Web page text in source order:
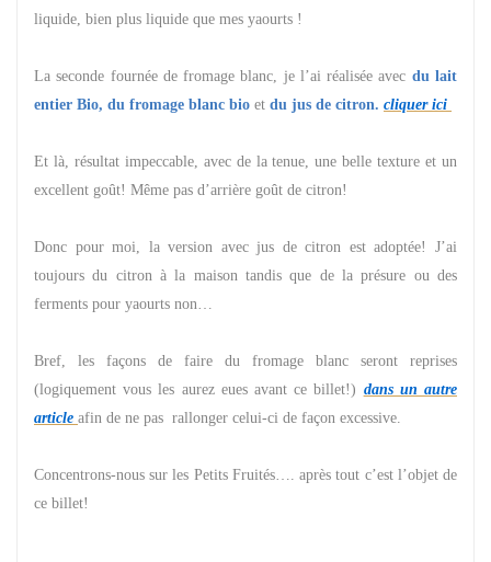
liquide, bien plus liquide que mes yaourts !
La seconde fournée de fromage blanc, je l’ai réalisée avec du lait
entier Bio, du fromage blanc bio et du jus de citron. cliquer ici
Et là, résultat impeccable, avec de la tenue, une belle texture et un
excellent goût! Même pas d’arrière goût de citron!
Donc pour moi, la version avec jus de citron est adoptée! J’ai
toujours du citron à la maison tandis que de la présure ou des
ferments pour yaourts non…
Bref, les façons de faire du fromage blanc seront reprises
(logiquement vous les aurez eues avant ce billet!) dans un autre
article afin de ne pas rallonger celui-ci de façon excessive.
Concentrons-nous sur les Petits Fruités…. après tout c’est l’objet de
ce billet!